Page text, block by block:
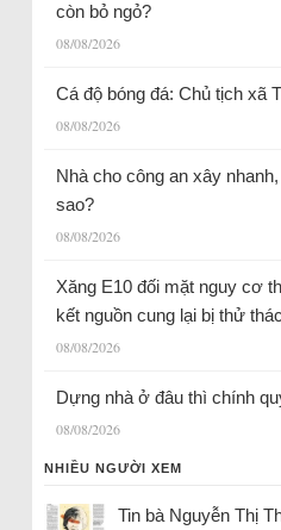
còn bỏ ngỏ?
08/08/2026
Cá độ bóng đá: Chủ tịch xã
08/08/2026
Nhà cho công an xây
sao?
08/08/2026
Xăng E10 đối mặt nguy cơ
kết nguồn cung lại bị thử
08/08/2026
Dựng nhà ở đâu thì chính
08/08/2026
NHIỀU NGƯỜI XEM
Tin bà Nguyễn Thị